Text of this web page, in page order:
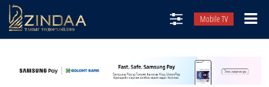
Mobile TV
ТВ8